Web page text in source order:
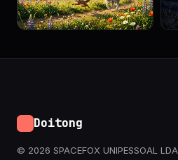
Doitong
© 2026 SPACEFOX UNIPESSOAL LDA